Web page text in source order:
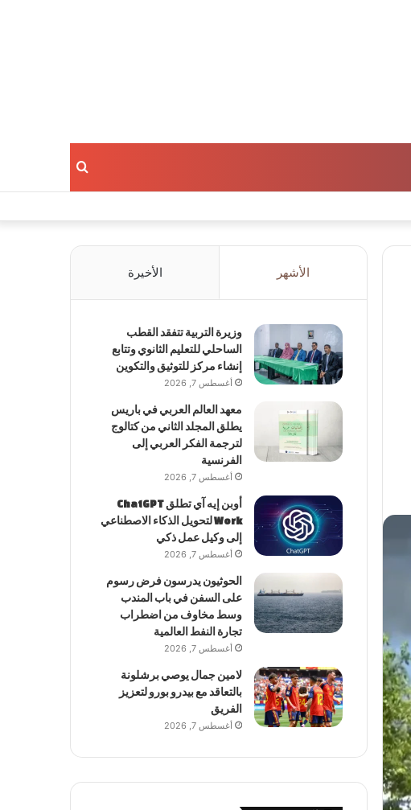
بحث
الأشهر الأخيرة
وزيرة التربية تتفقد القطب
الساحلي للتعليم الثانوي وتتابع
إنشاء مركز للتوثيق والتكوين
أغسطس 7, 2026
معهد العالم العربي في باريس
يطلق المجلد الثاني من كتالوج
لترجمة الفكر العربي إلى
الفرنسية
أغسطس 7, 2026
أوبن إيه آي تطلق ChatGPT
Work لتحويل الذكاء الاصطناعي
إلى وكيل عمل ذكي
أغسطس 7, 2026
الحوثيون يدرسون فرض رسوم
على السفن في باب المندب
وسط مخاوف من اضطراب
تجارة النفط العالمية
أغسطس 7, 2026
لامين جمال يوصي برشلونة
بالتعاقد مع بيدرو بورو لتعزيز
الفريق
أغسطس 7, 2026